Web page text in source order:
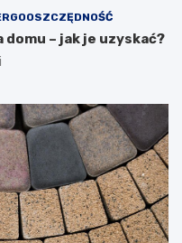
– jak je uzyskać?